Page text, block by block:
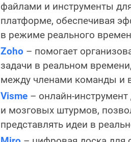
файлами и инструменты
платформе, обеспечивая
в режиме реального
Zoho – помогает
задачи в реальном
между членами команды и
Visme – онлайн-
и мозговых штурмов,
представлять идеи в